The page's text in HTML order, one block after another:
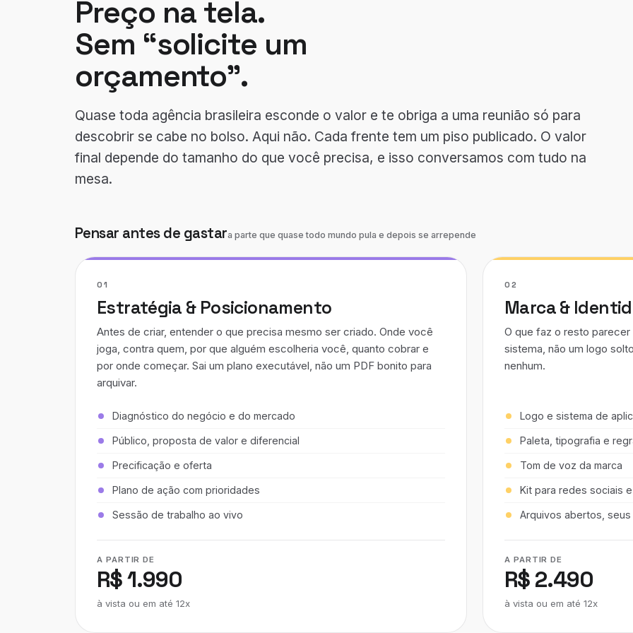
Preço na tela.
Sem “solicite um
orçamento”.
Quase toda agência brasileira esconde o valor e te obriga a uma reunião só para
descobrir se cabe no bolso. Aqui não. Cada frente tem um piso publicado. O valor
final depende do tamanho do que você precisa, e isso conversamos com tudo na
mesa.
Pensar antes de gastara parte que quase todo mundo pula e depois se arrepende
01
Estratégia & Posicionamento
Antes de criar, entender o que precisa mesmo ser criado. Onde você
joga, contra quem, por que alguém escolheria você, quanto cobrar e
por onde começar. Sai um plano executável, não um PDF bonito para
arquivar.
Diagnóstico do negócio e do mercado
Público, proposta de valor e diferencial
Precificação e oferta
Plano de ação com prioridades
Sessão de trabalho ao vivo
A PARTIR DE
R$ 1.990
à vista ou em até 12x
02
Marca &
O que faz o resto
sistema, não um logo
nenhum.
Logo e sistema de
Paleta, tipografia e
Tom de voz da marca
Kit para redes sociais
Arquivos abertos,
A PARTIR DE
R$ 2.490
à vista ou em até 12x